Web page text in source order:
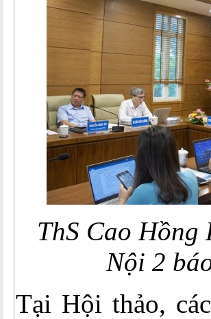
ThS Cao
Nội 2
Tại Hội thảo,